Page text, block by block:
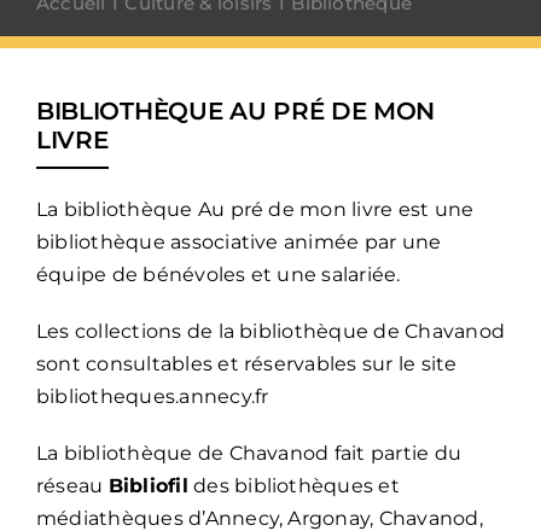
BIBLIOTHÈQUE AU PRÉ DE MON
LIVRE
La bibliothèque Au pré de mon livre est une
bibliothèque associative animée par une
équipe de bénévoles et une salariée.
Les collections de la bibliothèque de Chavanod
sont consultables et réservables sur le site
bibliotheques.annecy.fr
La bibliothèque de Chavanod fait partie du
réseau Bibliofil des bibliothèques et
médiathèques d’Annecy, Argonay, Chavanod,